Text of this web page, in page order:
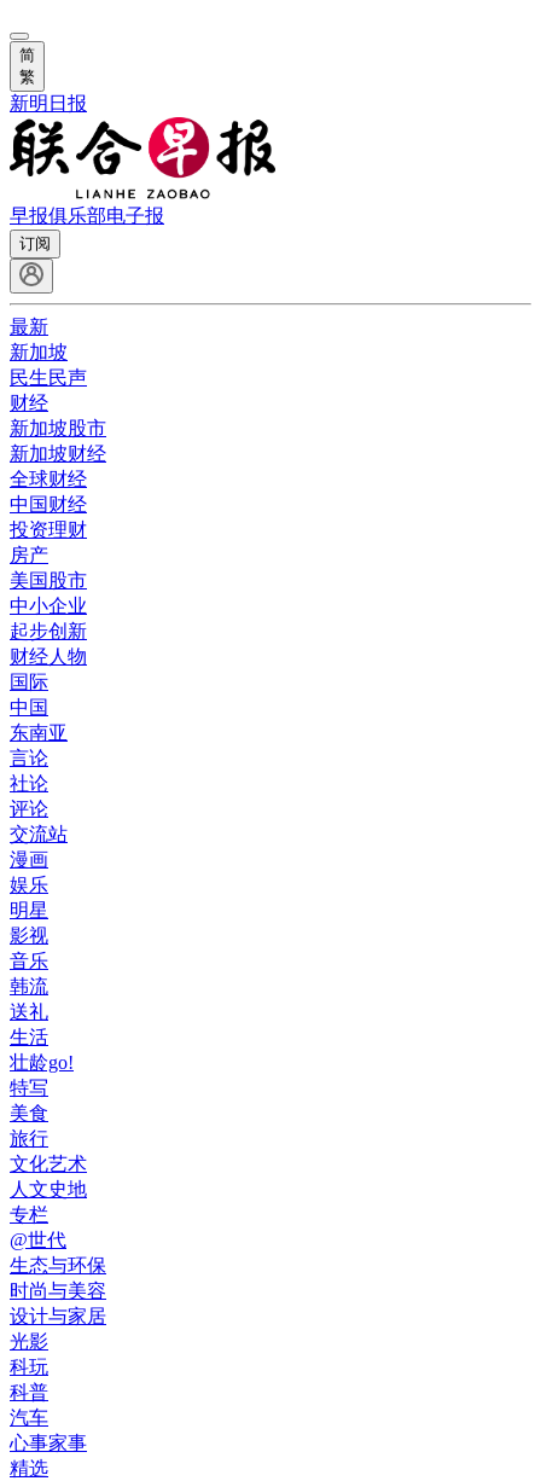
简
繁
新明日报
早报俱乐部电子报
订阅
最新
新加坡
民生民声
财经
新加坡股市
新加坡财经
全球财经
中国财经
投资理财
房产
美国股市
中小企业
起步创新
财经人物
国际
中国
东南亚
言论
社论
评论
交流站
漫画
娱乐
明星
影视
音乐
韩流
送礼
生活
壮龄go!
特写
美食
旅行
文化艺术
人文史地
专栏
@世代
生态与环保
时尚与美容
设计与家居
光影
科玩
科普
汽车
心事家事
精选